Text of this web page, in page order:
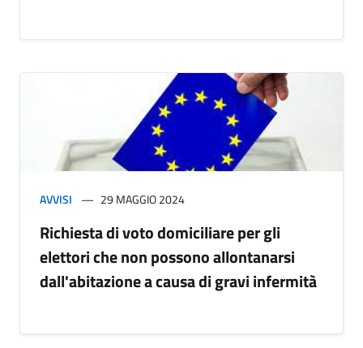
AVVISI 29 MAGGIO 2024
Richiesta di voto domiciliare per gli
elettori che non possono allontanarsi
dall'abitazione a causa di gravi infermità